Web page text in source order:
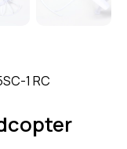
1 RC